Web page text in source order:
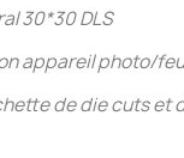
30*30 DLS
appareil photo/
de die cuts et